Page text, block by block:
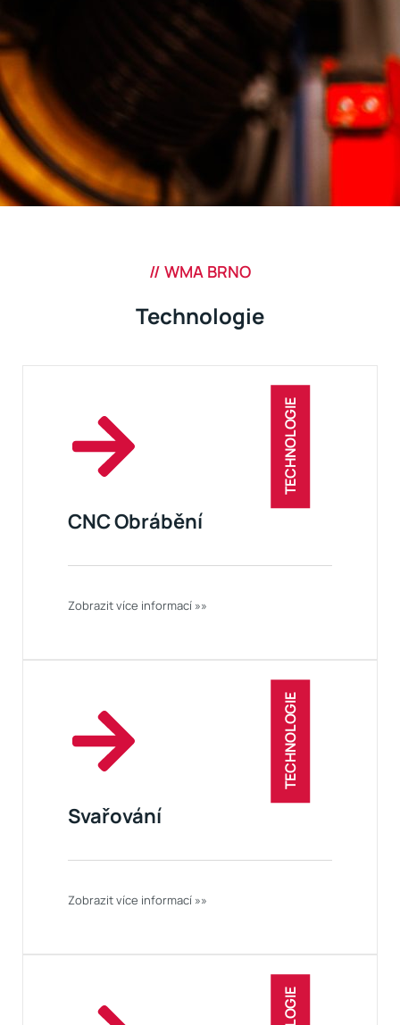
// WMA BRNO
Technologie
TECHNOLOGIE
CNC Obrábění
Zobrazit více informací »»
TECHNOLOGIE
Svařování
Zobrazit více informací »»